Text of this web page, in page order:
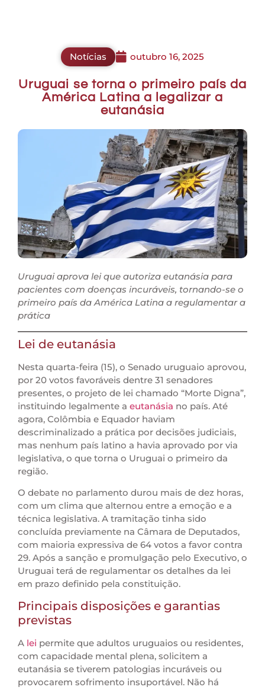
Notícias outubro 16, 2025
Uruguai se torna o primeiro país da
América Latina a legalizar a
eutanásia
Uruguai aprova lei que autoriza eutanásia para
pacientes com doenças incuráveis, tornando-se o
primeiro país da América Latina a regulamentar a
prática
Lei de eutanásia
Nesta quarta-feira (15), o Senado uruguaio aprovou,
por 20 votos favoráveis dentre 31 senadores
presentes, o projeto de lei chamado “Morte Digna”,
instituindo legalmente a eutanásia no país. Até
agora, Colômbia e Equador haviam
descriminalizado a prática por decisões judiciais,
mas nenhum país latino a havia aprovado por via
legislativa, o que torna o Uruguai o primeiro da
região.
O debate no parlamento durou mais de dez horas,
com um clima que alternou entre a emoção e a
técnica legislativa. A tramitação tinha sido
concluída previamente na Câmara de Deputados,
com maioria expressiva de 64 votos a favor contra
29. Após a sanção e promulgação pelo Executivo, o
Uruguai terá de regulamentar os detalhes da lei
em prazo definido pela constituição.
Principais disposições e garantias
previstas
A lei permite que adultos uruguaios ou residentes,
com capacidade mental plena, solicitem a
eutanásia se tiverem patologias incuráveis ou
provocarem sofrimento insuportável. Não há